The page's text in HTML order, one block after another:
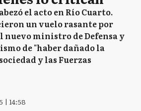
el acto en Río Cuarto.
un vuelo rasante por
nuevo ministro de Defensa y
de "haber dañado la
y las Fuerzas
| 14:58